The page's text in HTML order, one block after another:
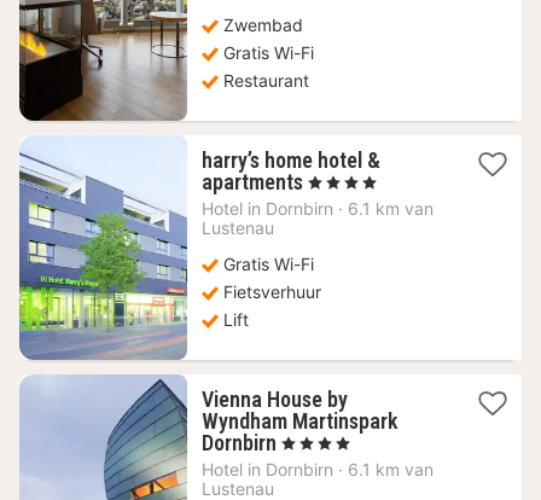
Zwembad
Gratis Wi-Fi
Restaurant
harry’s home hotel &
apartments 1
nacht
€
, 4 Sterren
Hotel in Dornbirn · 6.1 km van
Lustenau
Gratis Wi-Fi
Fietsverhuur
Lift
Vienna House by
Wyndham Martinspark
Dornbirn 1
nacht
, 4 Sterren
Hotel in Dornbirn · 6.1 km van
Lustenau